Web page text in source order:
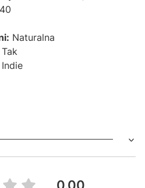
Naturalna
Tak
Indie